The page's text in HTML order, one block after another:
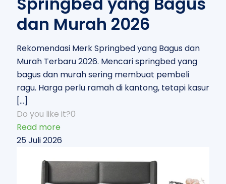
dan Murah 2026
Rekomendasi Merk Springbed yang Bagus dan
Murah Terbaru 2026. Mencari springbed yang
bagus dan murah sering membuat pembeli
ragu. Harga perlu ramah di kantong, tetapi kasur
[…]
Do you like it?0
Read more
25 Juli 2026